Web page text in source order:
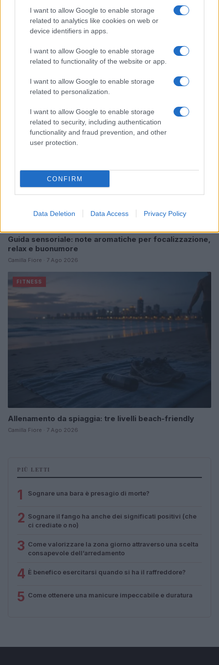
I want to allow Google to enable storage
related to analytics like cookies on web or
device identifiers in apps.
I want to allow Google to enable storage
related to functionality of the website or app.
I want to allow Google to enable storage
related to personalization.
I want to allow Google to enable storage
related to security, including authentication
functionality and fraud prevention, and other
user protection.
CONFIRM
Data Deletion Data Access Privacy Policy
Mostre di moda 2026: Franco Moschino a Forte di
Cristian Castiglioni · 7 Ago 2026
Guida sensoriale: note aromatiche per focalizzazione,
relax e buonumore
Camilla Fiore · 7 Ago 2026
FITNESS
Allenamento da spiaggia: tre livelli beach-friendly
Camilla Fiore · 7 Ago 2026
PIÙ LETTI
1 Sognare una bara è presagio di morte?
2 Sognare il fango ha anche dei significati positivi (che
ci crediate o no)
3 Come valorizzare la zona giorno attraverso una scelta
consapevole dell’arredamento
4 È benefico esercitarsi quando si ha il raffreddore?
5 Come ottenere una manicure impeccabile e duratura